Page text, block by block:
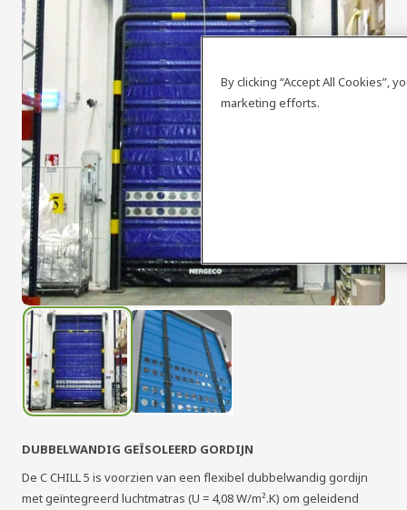
DUBBELWANDIG GEÏSOLEERD GORDIJN
De C CHILL 5 is voorzien van een flexibel dubbelwandig gordijn
met geïntegreerd luchtmatras (U = 4,08 W/m².K) om geleidend
By clicking “Accept All Cookies”,
marketing efforts.